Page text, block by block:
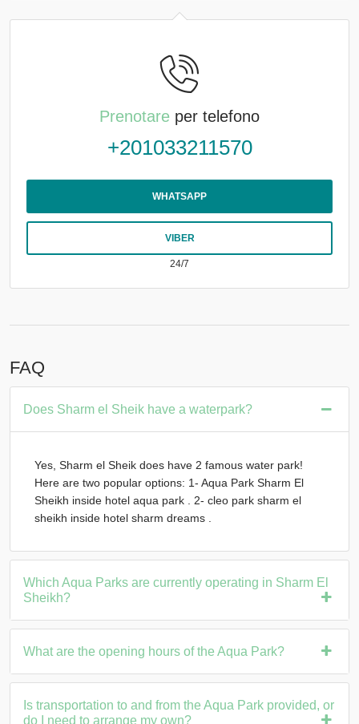
Prenotare per telefono
+201033211570
WHATSAPP
VIBER
24/7
FAQ
Does Sharm el Sheik have a waterpark?
Yes, Sharm el Sheik does have 2 famous water park!
Here are two popular options: 1- Aqua Park Sharm El
Sheikh inside hotel aqua park . 2- cleo park sharm el
sheikh inside hotel sharm dreams .
Which Aqua Parks are currently operating in Sharm El
Sheikh?
What are the opening hours of the Aqua Park?
Is transportation to and from the Aqua Park provided, or
do I need to arrange my own?